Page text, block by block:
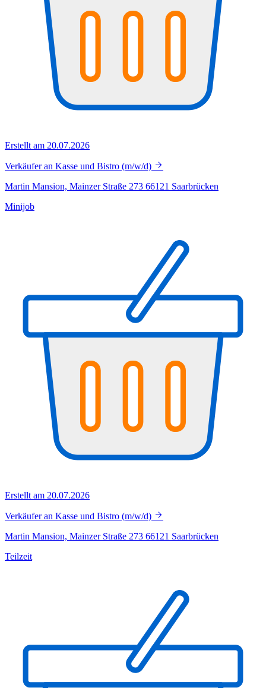
Erstellt am 20.07.2026
Verkäufer an Kasse und Bistro (m/w/d)
Martin Mansion, Mainzer Straße 273 66121 Saarbrücken
Minijob
Erstellt am 20.07.2026
Verkäufer an Kasse und Bistro (m/w/d)
Martin Mansion, Mainzer Straße 273 66121 Saarbrücken
Teilzeit